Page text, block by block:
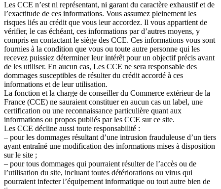
Les CCE n’est ni représentant, ni garant du caractère exhaustif et de
l’exactitude de ces informations. Vous assumez pleinement les
risques liés au crédit que vous leur accordez. Il vous appartient de
vérifier, le cas échéant, ces informations par d’autres moyens, y
compris en contactant le siège des CCE. Ces informations vous sont
fournies à la condition que vous ou toute autre personne qui les
recevez puissiez déterminer leur intérêt pour un objectif précis avant
de les utiliser. En aucun cas, Les CCE ne sera responsable des
dommages susceptibles de résulter du crédit accordé à ces
informations et de leur utilisation.
La fonction et la charge de conseiller du Commerce extérieur de la
France (CCE) ne sauraient constituer en aucun cas un label, une
certification ou une reconnaissance particulière quant aux
informations ou propos publiés par les CCE sur ce site.
Les CCE décline aussi toute responsabilité :
– pour les dommages résultant d’une intrusion frauduleuse d’un tiers
ayant entraîné une modification des informations mises à disposition
sur le site ;
– pour tous dommages qui pourraient résulter de l’accès ou de
l’utilisation du site, incluant toutes détériorations ou virus qui
pourraient infecter l’équipement informatique ou tout autre bien de